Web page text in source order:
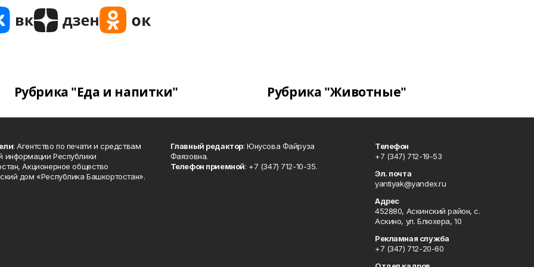
Рубрика "Еда и напитки" Рубрика "Животные"
: Агентство по печати и средствам
информации Республики
Акционерное общество
дом «Республика Башкортостан».
Главный редактор: Юнусова Файруза
Фаязовна.
Телефон приемной: +7 (347) 712-10-35.
Телефон
+7 (347) 712-19-53
Эл. почта
yantiyak@yandex.ru
Адрес
452880, Аскинский район, с.
Аскино, ул. Блюхера, 10
Рекламная служба
+7 (347) 712-20-60